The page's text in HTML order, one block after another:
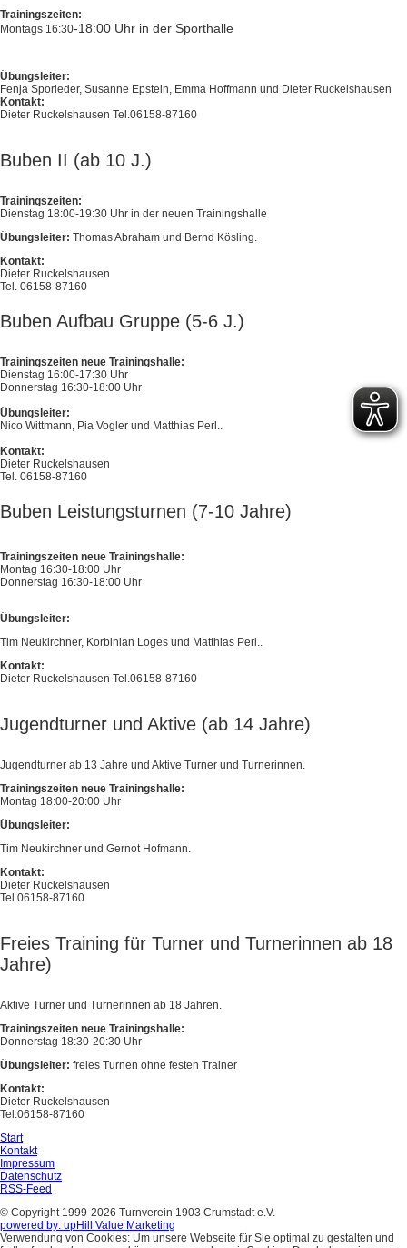
Trainingszeiten:
Montags 16:30-18:00 Uhr in der Sporthalle
Übungsleiter:
Fenja Sporleder, Susanne Epstein, Emma Hoffmann und Dieter Ruckelshausen
Kontakt:
Dieter Ruckelshausen Tel.06158-87160
Buben II (ab 10 J.)
Trainingszeiten:
Dienstag 18:00-19:30 Uhr in der neuen Trainingshalle
Übungsleiter: Thomas Abraham und Bernd Kösling.
Kontakt:
Dieter Ruckelshausen
Tel. 06158-87160
Buben Aufbau Gruppe (5-6 J.)
Trainingszeiten neue Trainingshalle:
Dienstag 16:00-17:30 Uhr
Donnerstag 16:30-18:00 Uhr
Übungsleiter:
Nico Wittmann, Pia Vogler und Matthias Perl..
Kontakt:
Dieter Ruckelshausen
Tel. 06158-87160
Buben Leistungsturnen (7-10 Jahre)
Trainingszeiten neue Trainingshalle:
Montag 16:30-18:00 Uhr
Donnerstag 16:30-18:00 Uhr
Übungsleiter:
Tim Neukirchner, Korbinian Loges und Matthias Perl..
Kontakt:
Dieter Ruckelshausen Tel.06158-87160
Jugendturner und Aktive (ab 14 Jahre)
Jugendturner ab 13 Jahre und Aktive Turner und Turnerinnen.
Trainingszeiten neue Trainingshalle:
Montag 18:00-20:00 Uhr
Übungsleiter:
Tim Neukirchner und Gernot Hofmann.
Kontakt:
Dieter Ruckelshausen
Tel.06158-87160
Freies Training für Turner und Turnerinnen ab 18
Jahre)
Aktive Turner und Turnerinnen ab 18 Jahren.
Trainingszeiten neue Trainingshalle:
Donnerstag 18:30-20:30 Uhr
Übungsleiter: freies Turnen ohne festen Trainer
Kontakt:
Dieter Ruckelshausen
Tel.06158-87160
Start
Kontakt
Impressum
Datenschutz
RSS-Feed
© Copyright 1999-2026 Turnverein 1903 Crumstadt e.V.
powered by: upHill Value Marketing
Verwendung von Cookies: Um unsere Webseite für Sie optimal zu gestalten und